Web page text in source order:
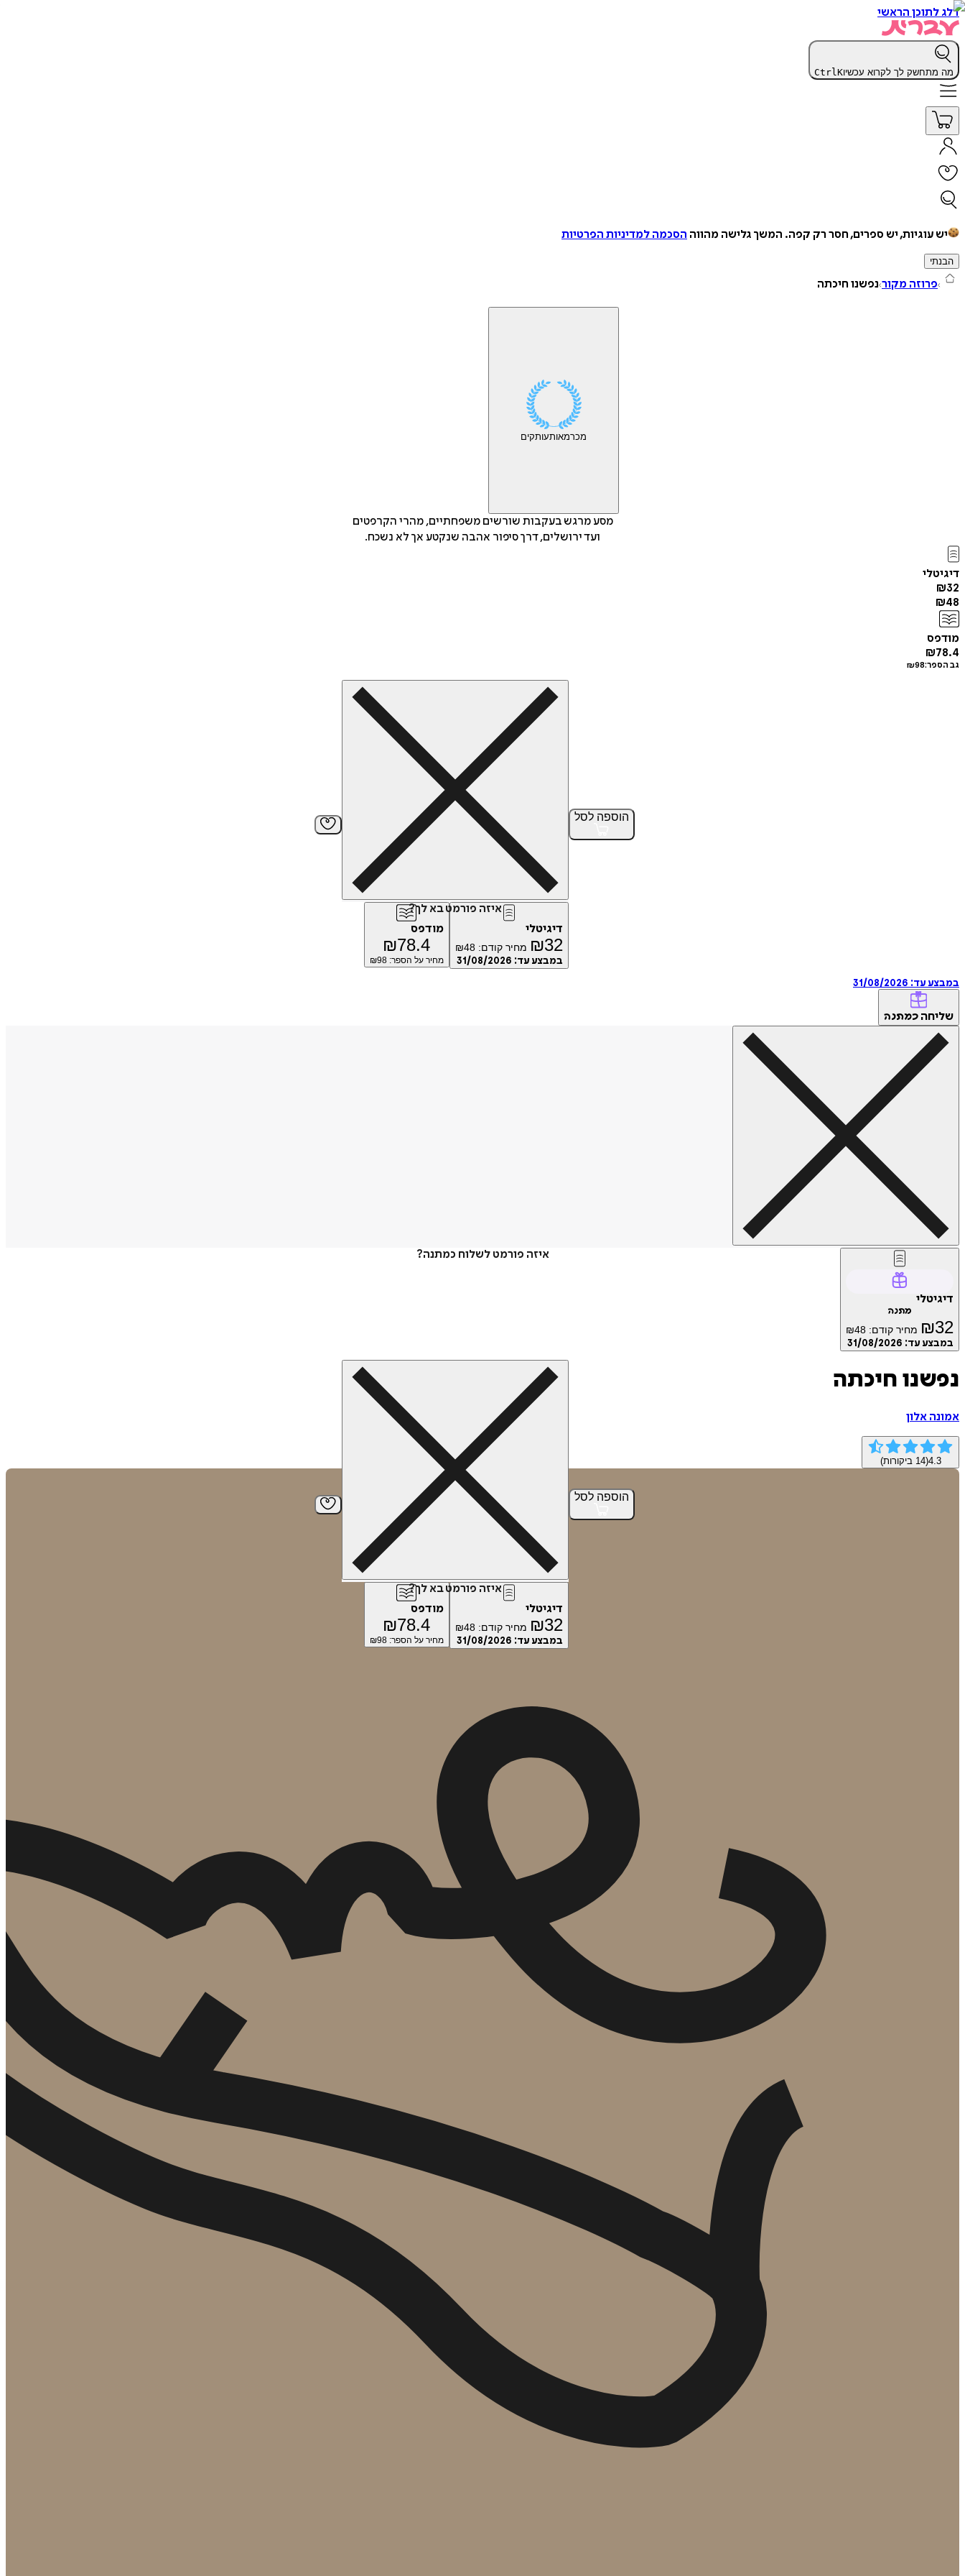
דלג לתוכן הראשי
מה מתחשק לך לקרוא עכשיו CtrlK
יש עוגיות, יש ספרים, חסר רק קפה. המשך גלישה מהווה הסכמה למדיניות הפרטיות
הבנתי
פרוזה מקור נפשנו חיכתה
מכרמאותעותקים
מסע מרגש בעקבות שורשים משפחתיים, מהרי הקרפטים
ועד ירושלים, דרך סיפור אהבה שנקטע אך לא נשכח.
דיגיטלי
₪32
₪48
מודפס
₪78.4
גב הספר: ₪98
הוספה לסל
איזה פורמט בא לך?
דיגיטלי
₪32 מחיר קודם: ₪48
במבצע עד: 31/08/2026
מודפס
₪78.4
מחיר על הספר: ₪98
במבצע עד: 31/08/2026
שליחה כמתנה
איזה פורמט לשלוח כמתנה?
דיגיטלי
מתנה
₪32 מחיר קודם: ₪48
במבצע עד: 31/08/2026
הוספה לסל
איזה פורמט בא לך?
דיגיטלי
₪32 מחיר קודם: ₪48
במבצע עד: 31/08/2026
מודפס
₪78.4
מחיר על הספר: ₪98
נפשנו חיכתה
אמונה אלון
4.3
(
14 ביקורות)